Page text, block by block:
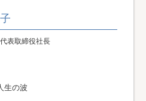
表取締役社長
生の波